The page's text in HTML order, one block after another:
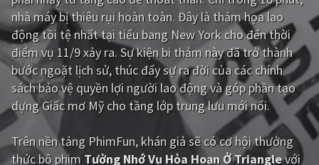
Giật gân Gia đình
Bí ẩn Lịch sử
Viễn Tây Tiểu sử
GameShow DramaTV
QUỐC GIA
nhà máy bị thiêu rụi hoàn toàn. Đây là thảm họa lao
động tồi tệ nhất tại tiểu bang New York cho đến thời
điểm vụ 11/9 xảy ra. Sự kiện bi thảm này đã trở thành
bước ngoặt lịch sử, thúc đẩy sự ra đời của các chính
sách bảo vệ quyền lợi người lao động và góp phần tạo
dựng Giấc mơ Mỹ cho tầng lớp trung lưu mới nổi.
Trên nền tảng PhimFun, khán giả sẽ có cơ hội thưởng
thức bộ phim Tưởng Nhớ Vụ Hỏa Hoạn Ở Trianglevới